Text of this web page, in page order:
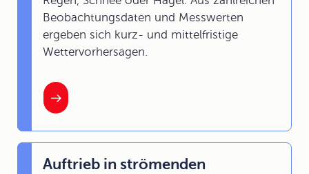
Beobachtungsdaten und Messwerten
ergeben sich kurz- und mittelfristige
Wettervorhersagen.
Auftrieb in strömenden